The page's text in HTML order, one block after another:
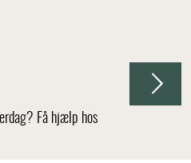
Få hjælp hos